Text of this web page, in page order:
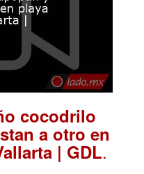
cocodrilo
a otro en
| GDL.